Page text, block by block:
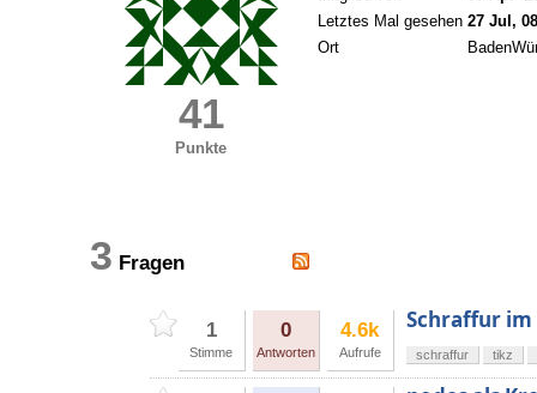
41
Punkte
Letztes Mal gesehen 27 Jul,
Ort
3 Fragen
1
Stimme
0
Antworten
4.6k
Aufrufe
Schraffur
schraffur tikz